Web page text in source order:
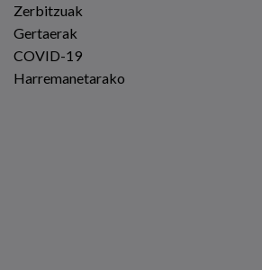
Zerbitzuak
Gertaerak
COVID-19
Harremanetarako